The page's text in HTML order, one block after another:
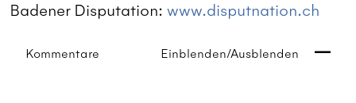
Badener Disputation: www.disputnation.ch
Kommentare Einblenden/Ausblenden